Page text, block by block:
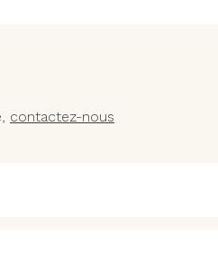
contactez-nous